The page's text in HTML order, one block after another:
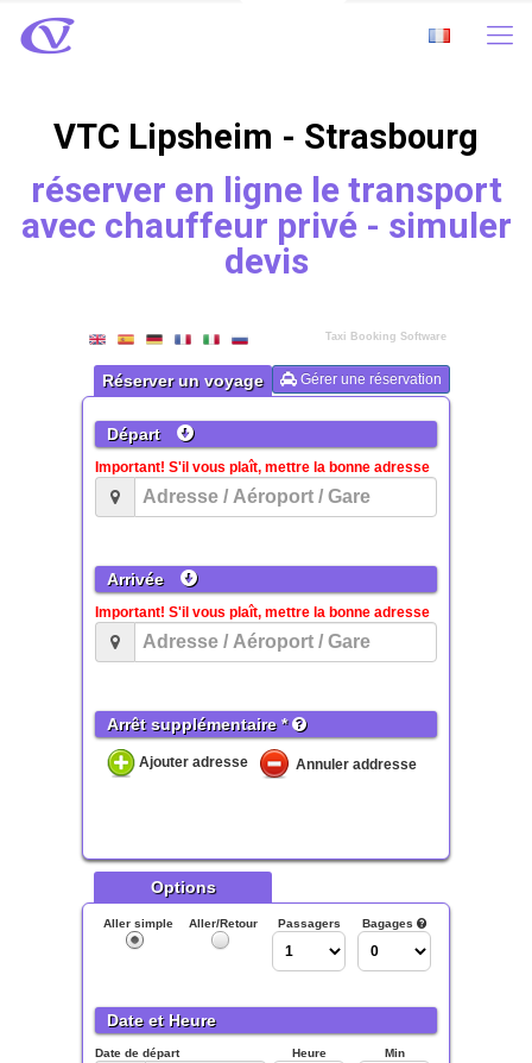
VTC Lipsheim - Strasbourg
réserver en ligne le transport
avec chauffeur privé - simuler
devis